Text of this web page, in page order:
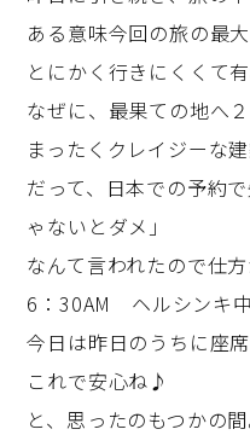
ある意味今回の旅の最
とにかく行きにくくて
なぜに、最果ての地へ
まったくクレイジーな
だって、日本での予約
ゃないとダメ｣
なんて言われたので仕方
6：30AM ヘルシンキ中
今日は昨日のうちに座
これで安心ね♪
と、思ったのもつかの間